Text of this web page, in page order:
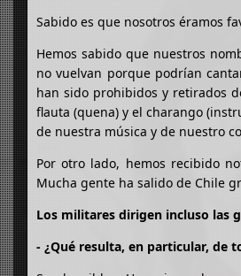
Sabido es que nosotros éramos
Hemos sabido que nuestros
no vuelvan porque podrían
han sido prohibidos y retirados
flauta (quena) y el charango
de nuestra música y de nuestro
Por otro lado, hemos recibido
Mucha gente ha salido de Chile
Los militares dirigen incluso las
- ¿Qué resulta, en particular, de